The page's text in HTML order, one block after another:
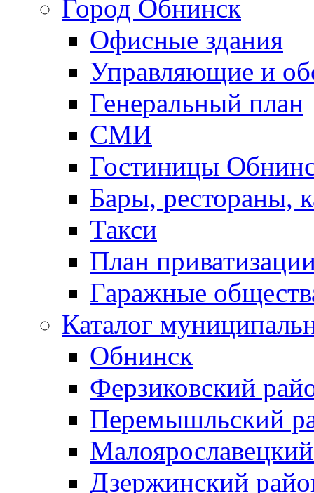
Город Обнинск
Офисные здания
Управляющие и
Генеральный план
СМИ
Гостиницы
Бары, рестораны,
Такси
План
Гаражные
Каталог
Обнинск
Ферзиковский
Перемышльский
Дзержинский